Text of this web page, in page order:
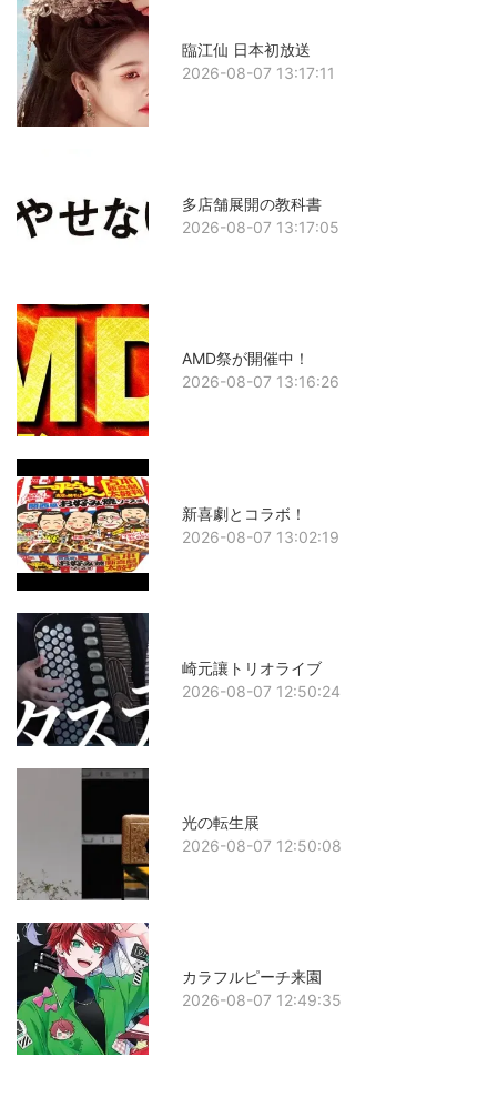
臨江仙 日本初放送
2026-08-07 13:17:11
多店舗展開の教科書
2026-08-07 13:17:05
AMD祭が開催中！
2026-08-07 13:16:26
新喜劇とコラボ！
2026-08-07 13:02:19
崎元讓トリオライブ
2026-08-07 12:50:24
光の転生展
2026-08-07 12:50:08
カラフルピーチ来園
2026-08-07 12:49:35